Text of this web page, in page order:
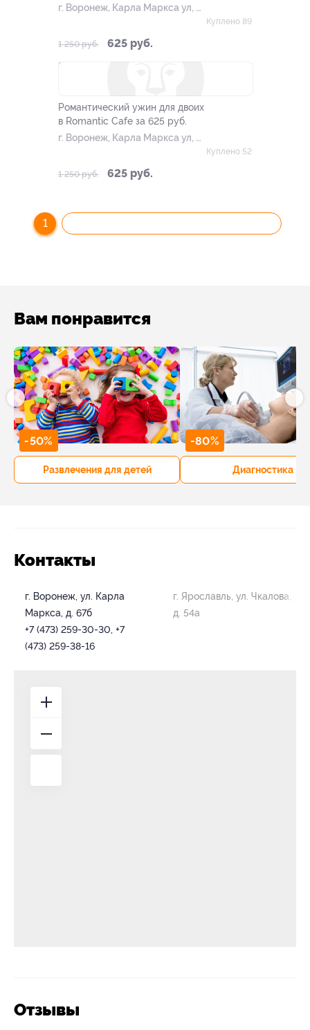
г. Воронеж, Карла Маркса ул, д.
1 250 руб. 625 руб.
Куплено 89
Романтический ужин для двоих
в Romantic Cafe за 625 руб.
г. Воронеж, Карла Маркса ул, д.
1 250 руб. 625 руб.
Куплено 52
1
Вам понравится
-50%
Развлечения для детей
-80%
Диагностика
Контакты
г. Воронеж, ул. Карла
Маркса, д. 67б
+7 (473) 259-30-30, +7
(473) 259-38-16
г. Ярославль, ул. Чкалова,
д. 54а
Отзывы